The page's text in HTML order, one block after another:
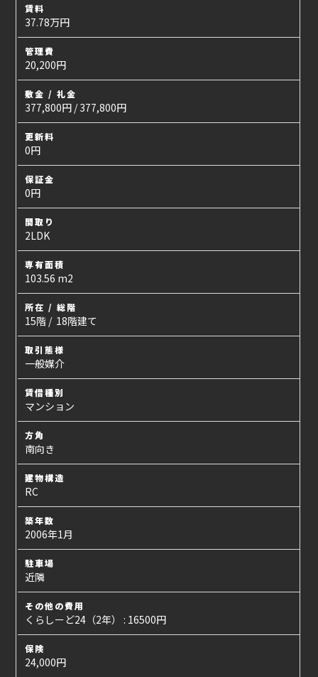
賃料
37.78万円
管理費
20,200円
敷金 / 礼金
377,800円 / 377,800円
更新料
0円
保証金
0円
間取り
2LDK
専有面積
103.56 m2
所在 / 総階
15階 / 18階建て
取引態様
一般媒介
賃借種別
マンション
方角
南向き
建物構造
RC
築年数
2006年1月
駐車場
近隣
その他の費用
くらしーど24（2年） : 16500円
保険
24,000円